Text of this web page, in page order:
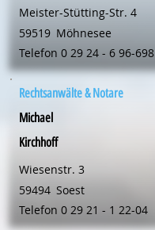
Meister-Stütting-Str. 4
59519 Möhnesee
Telefon 0 29 24 - 6 96-698
Rechtsanwälte & Notare
Michael
Kirchhoff
Wiesenstr. 3
59494 Soest
Telefon 0 29 21 - 1 22-04